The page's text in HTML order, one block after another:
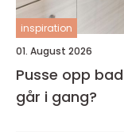
inspiration
01. August 2026
Pusse opp bad hva bør du tenke på før du
går i gang?